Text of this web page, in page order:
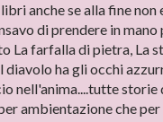
anche se alla fine non
di prendere in
La farfalla di pietra, La
diavolo ha gli occhi
nell'anima....tutte storie
ambientazione che